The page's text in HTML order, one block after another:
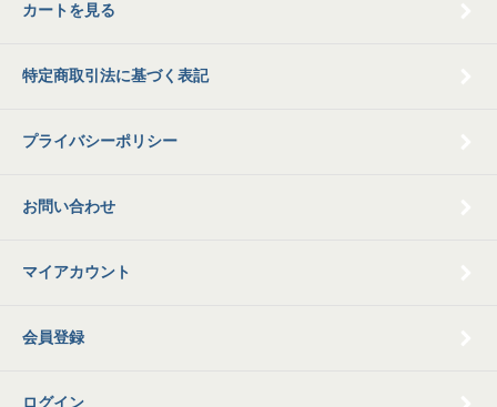
カートを見る
特定商取引法に基づく表記
プライバシーポリシー
お問い合わせ
マイアカウント
会員登録
ログイン